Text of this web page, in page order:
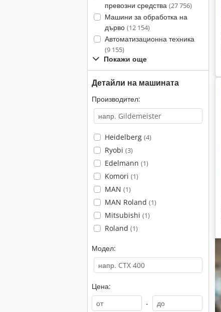
превозни средства (27 756)
Машини за обработка на
дърво (12 154)
Автоматизационна техника
(9 155)
Покажи още
Детайли на машината
Производител:
Heidelberg (4)
Ryobi (3)
Edelmann (1)
Komori (1)
MAN (1)
MAN Roland (1)
Mitsubishi (1)
Roland (1)
Модел:
Цена:
-